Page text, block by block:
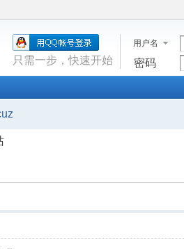
用户名
密码
只需一步，快速开始